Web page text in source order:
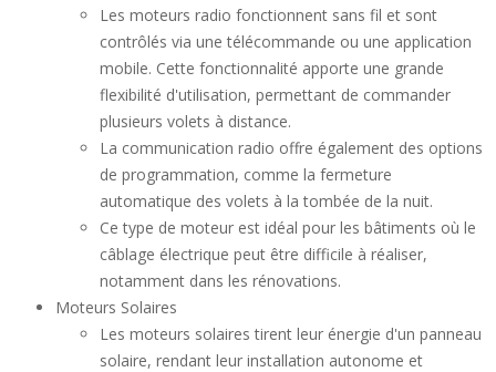
Les moteurs radio fonctionnent sans fil et sont
contrôlés via une télécommande ou une application
mobile. Cette fonctionnalité apporte une grande
flexibilité d'utilisation, permettant de commander
plusieurs volets à distance.
La communication radio offre également des options
de programmation, comme la fermeture
automatique des volets à la tombée de la nuit.
Ce type de moteur est idéal pour les bâtiments où le
câblage électrique peut être difficile à réaliser,
notamment dans les rénovations.
Moteurs Solaires
Les moteurs solaires tirent leur énergie d'un panneau
solaire, rendant leur installation autonome et